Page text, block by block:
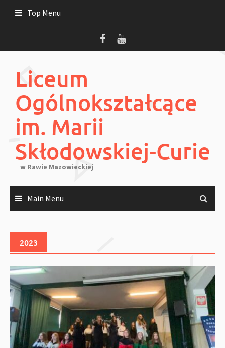
Top Menu
Liceum
Ogólnokształcące
im. Marii
Skłodowskiej-Curie
w Rawie Mazowieckiej
Main Menu
2023